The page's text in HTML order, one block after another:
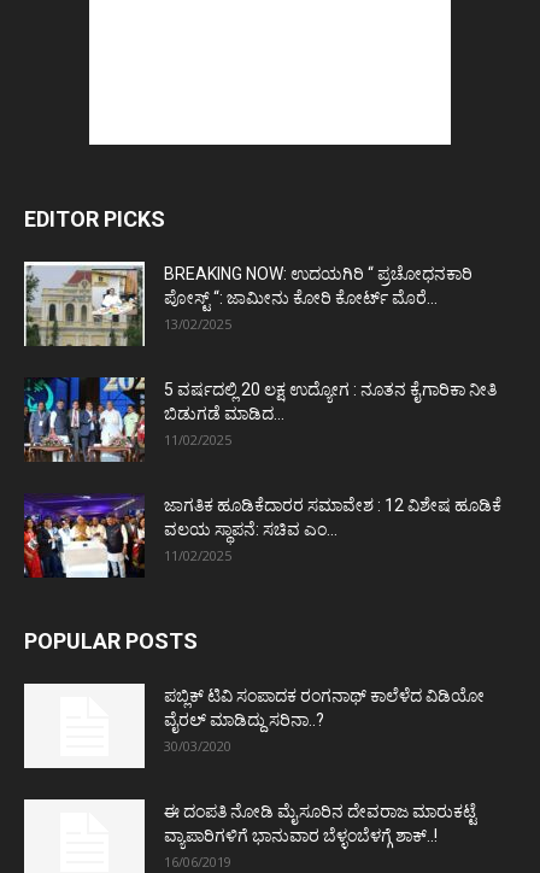
EDITOR PICKS
BREAKING NOW: ಉದಯಗಿರಿ “ ಪ್ರಚೋಧನಕಾರಿ
ಪೋಸ್ಟ್‌ “: ಜಾಮೀನು ಕೋರಿ ಕೋರ್ಟ್‌ ಮೊರೆ...
13/02/2025
5 ವರ್ಷದಲ್ಲಿ 20 ಲಕ್ಷ ಉದ್ಯೋಗ : ನೂತನ ಕೈಗಾರಿಕಾ ನೀತಿ
ಬಿಡುಗಡೆ ಮಾಡಿದ...
11/02/2025
ಜಾಗತಿಕ ಹೂಡಿಕೆದಾರರ ಸಮಾವೇಶ : 12 ವಿಶೇಷ ಹೂಡಿಕೆ
ವಲಯ ಸ್ಥಾಪನೆ: ಸಚಿವ ಎಂ...
11/02/2025
POPULAR POSTS
ಪಬ್ಲಿಕ್ ಟಿವಿ ಸಂಪಾದಕ ರಂಗನಾಥ್ ಕಾಲೆಳೆದ ವಿಡಿಯೋ
ವೈರಲ್ ಮಾಡಿದ್ದು ಸರಿನಾ..?
30/03/2020
ಈ ದಂಪತಿ ನೋಡಿ ಮೈಸೂರಿನ ದೇವರಾಜ ಮಾರುಕಟ್ಟೆ
ವ್ಯಾಪಾರಿಗಳಿಗೆ ಭಾನುವಾರ ಬೆಳ್ಳಂಬೆಳಗ್ಗೆ ಶಾಕ್..!
16/06/2019